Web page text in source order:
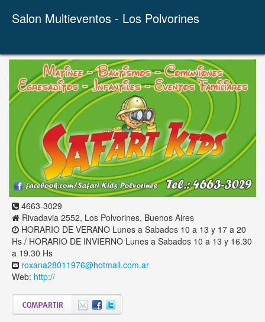
Salon Multieventos - Los Polvorines
4663-3029
Rivadavia 2552, Los Polvorines, Buenos Aires
HORARIO DE VERANO Lunes a Sabados 10 a 13 y 17 a 20
Hs / HORARIO DE INVIERNO Lunes a Sabados 10 a 13 y 16.30
a 19.30 Hs
roxana28011976@hotmail.com.ar
Web: http://